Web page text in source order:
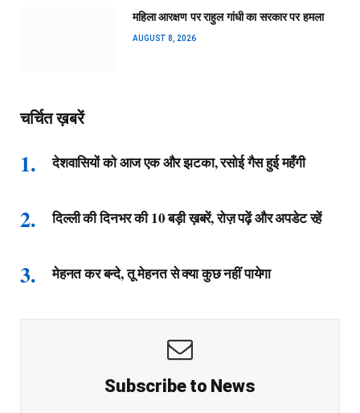
महिला आरक्षण पर राहुल गांधी का सरकार पर हमला
AUGUST 8, 2026
चर्चित ख़बरें
देशवासियों को आज एक और झटका, रसोई गैस हुई महँगी
दिल्ली की दिनभर की 10 बड़ी ख़बरें, रोज़ पढ़ें और अपडेट रहें
मेहनत कर बन्दे, तू मेहनत से क्या कुछ नहीं पायेगा
Subscribe to News